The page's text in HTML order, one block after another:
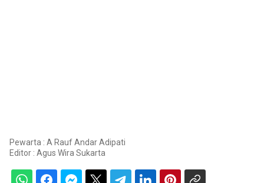
Pewarta : A Rauf Andar Adipati
Editor : Agus Wira Sukarta